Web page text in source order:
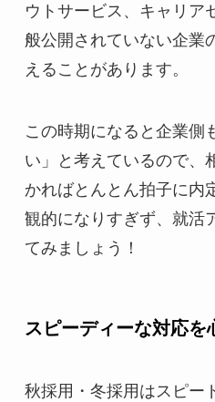
ウトサービス、キャリア
般公開されていない企業
えることがあります。
この時期になると企業側
い」と考えているので、
かればとんとん拍子に内
観的になりすぎず、就活
てみましょう！
スピーディーな対応を
秋採用・冬採用はスピー